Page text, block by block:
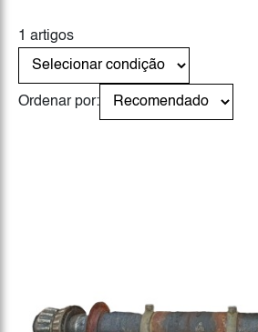
1 artigos
Ordenar por: